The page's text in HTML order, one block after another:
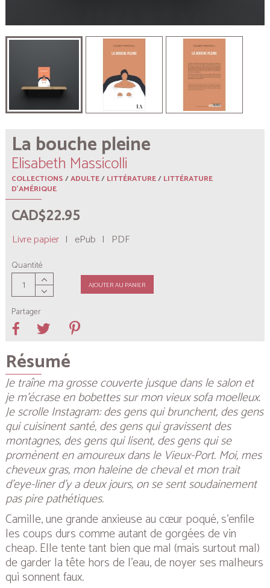
La bouche pleine
Elisabeth Massicolli
COLLECTIONS/ADULTE/LITTÉRATURE/LITTÉRATURE
D'AMÉRIQUE
CAD$22.95
Livre papier | ePub | PDF
Quantité
AJOUTER AU PANIER
Partager
Résumé
Je traîne ma grosse couverte jusque dans le salon et
je m’écrase en bobettes sur mon vieux sofa moelleux.
Je scrolle Instagram: des gens qui brunchent, des gens
qui cuisinent santé, des gens qui gravissent des
montagnes, des gens qui lisent, des gens qui se
promènent en amoureux dans le Vieux-Port. Moi, mes
cheveux gras, mon haleine de cheval et mon trait
d’eye-liner d’y a deux jours, on se sent soudainement
pas pire pathétiques.
Camille, une grande anxieuse au cœur poqué, s’enfile
les coups durs comme autant de gorgées de vin
cheap. Elle tente tant bien que mal (mais surtout mal)
de garder la tête hors de l’eau, de noyer ses malheurs
qui sonnent faux.